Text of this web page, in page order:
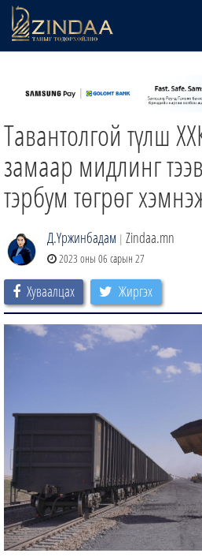
ТВ8
ӨГЛӨӨНИЙ СОНИН
ЗИНДАА СЭТГҮҮЛ
Тавантолгой түлш
замаар мидлинг
тэрбум төгрөг
Д.Үржинбадам | Zindaa.mn
2023 оны 06 сарын 27
Хуваалцах Жиргэх